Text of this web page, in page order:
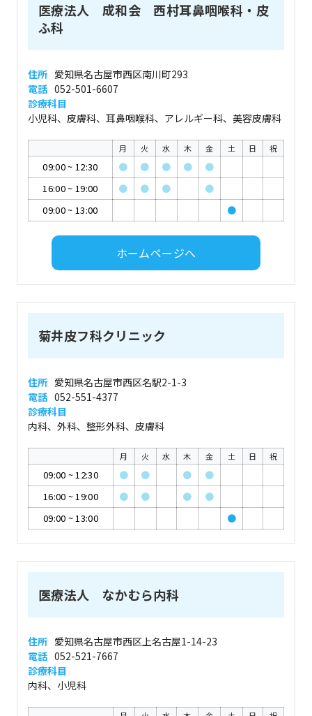
医療法人 成和会 西村耳鼻咽喉科・皮
ふ科
住所 愛知県名古屋市西区南川町293
電話 052-501-6607
診療科目
小児科、皮膚科、耳鼻咽喉科、アレルギー科、美容皮膚科
月 火 水 木 金 土 日 祝
09:00~ 12:30 ● ● ● ●
●
16:00~ 19:00 ● ● ●
●
09:00~ 13:00 ●
ホームページへ
菊井皮フ科クリニック
住所 愛知県名古屋市西区名駅2-1-3
電話 052-551-4377
診療科目
内科、外科、整形外科、皮膚科
月 火 水 木 金 土 日 祝
09:00 ~12:30 ● ● ●
●
16:00 ~19:00 ● ● ●
●
09:00 ~13:00 ●
医療法人 なかむら内科
住所 愛知県名古屋市西区上名古屋1-14-23
電話 052-521-7667
診療科目
内科、小児科